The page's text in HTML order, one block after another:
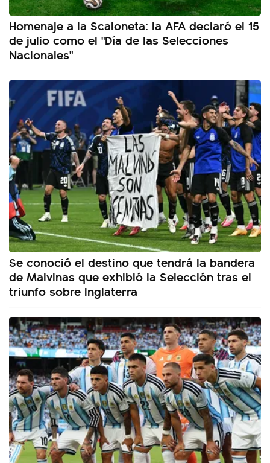
Homenaje a la Scaloneta: la AFA declaró el 15
de julio como el "Día de las Selecciones
Nacionales"
Se conoció el destino que tendrá la bandera
de Malvinas que exhibió la Selección tras el
triunfo sobre Inglaterra